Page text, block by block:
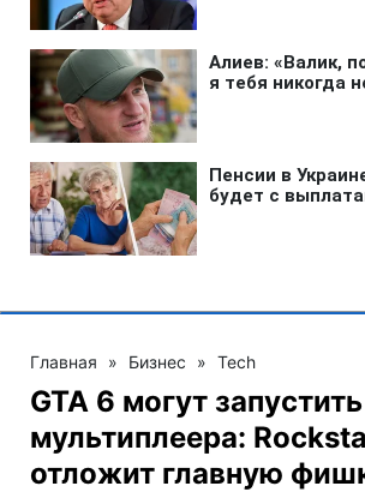
Главная » Бизнес » Tech
GTA 6 могут
мультиплеера:
отложит главную